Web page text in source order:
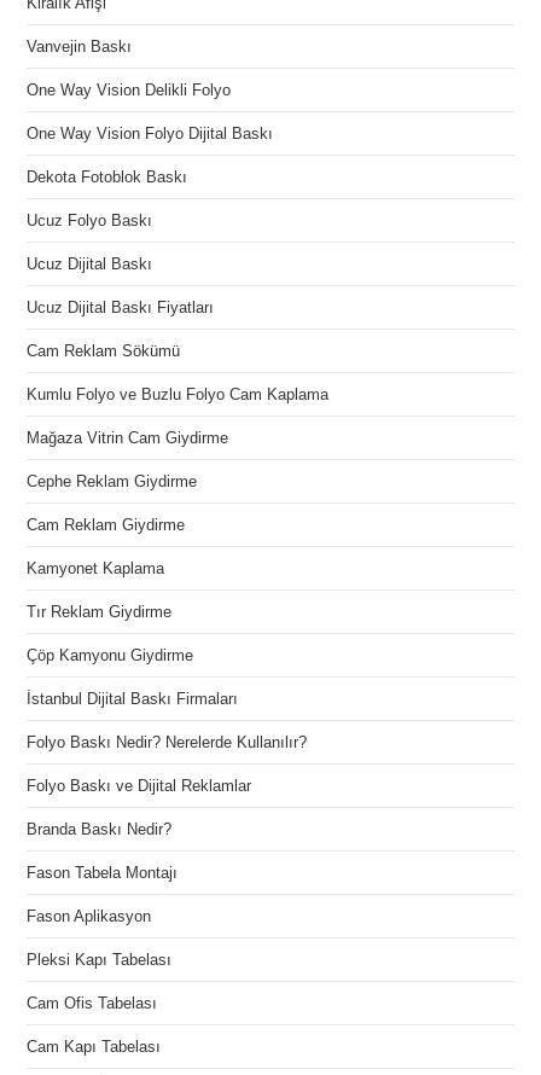
Vanvejin Baskı
One Way Vision Delikli Folyo
One Way Vision Folyo Dijital Baskı
Dekota Fotoblok Baskı
Ucuz Folyo Baskı
Ucuz Dijital Baskı
Ucuz Dijital Baskı Fiyatları
Cam Reklam Sökümü
Kumlu Folyo ve Buzlu Folyo Cam Kaplama
Mağaza Vitrin Cam Giydirme
Cephe Reklam Giydirme
Cam Reklam Giydirme
Kamyonet Kaplama
Tır Reklam Giydirme
Çöp Kamyonu Giydirme
İstanbul Dijital Baskı Firmaları
Folyo Baskı Nedir? Nerelerde Kullanılır?
Folyo Baskı ve Dijital Reklamlar
Branda Baskı Nedir?
Fason Tabela Montajı
Fason Aplikasyon
Pleksi Kapı Tabelası
Cam Ofis Tabelası
Cam Kapı Tabelası